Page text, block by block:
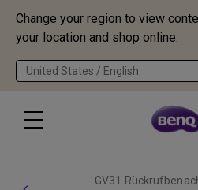
Change your region to view
your location and shop online.
United States / English
GV31